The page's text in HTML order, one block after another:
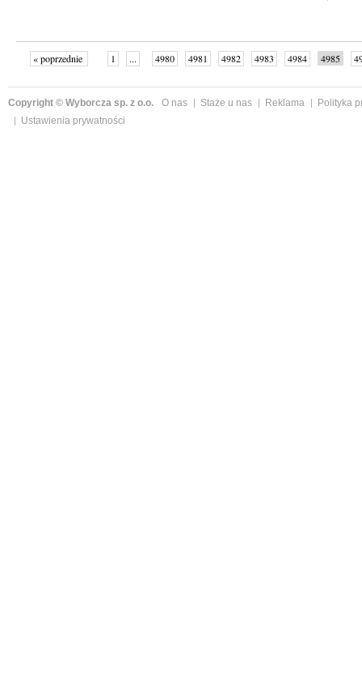
« poprzednie 1 ... 4980 4981 4982 4983 4984 4985
Copyright © Wyborcza sp. z o.o. O nas Staże u nas Reklama
Polityka
Ustawienia prywatności